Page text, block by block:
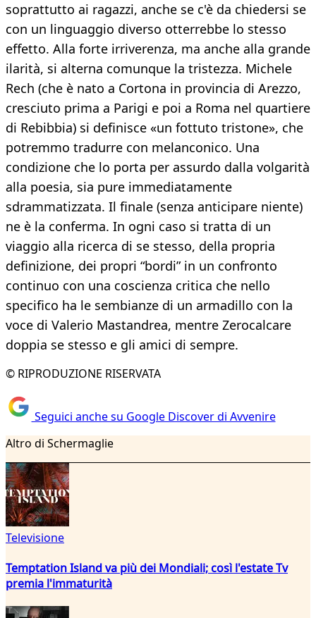
soprattutto ai ragazzi, anche se c'è da chiedersi se
con un linguaggio diverso otterrebbe lo stesso
effetto. Alla forte irriverenza, ma anche alla grande
ilarità, si alterna comunque la tristezza. Michele
Rech (che è nato a Cortona in provincia di Arezzo,
cresciuto prima a Parigi e poi a Roma nel quartiere
di Rebibbia) si definisce «un fottuto tristone», che
potremmo tradurre con melanconico. Una
condizione che lo porta per assurdo dalla volgarità
alla poesia, sia pure immediatamente
sdrammatizzata. Il finale (senza anticipare niente)
ne è la conferma. In ogni caso si tratta di un
viaggio alla ricerca di se stesso, della propria
definizione, dei propri “bordi” in un confronto
continuo con una coscienza critica che nello
specifico ha le sembianze di un armadillo con la
voce di Valerio Mastandrea, mentre Zerocalcare
doppia se stesso e gli amici di sempre.
© RIPRODUZIONE RISERVATA
Seguici anche su Google Discover di Avvenire
Altro di Schermaglie
Televisione
Temptation Island va più dei Mondiali; così l'estate Tv
premia l'immaturità